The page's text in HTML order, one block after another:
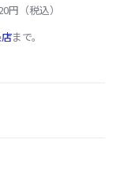
（税込）
まで。